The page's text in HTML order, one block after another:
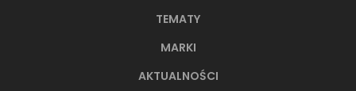
TEMATY
MARKI
AKTUALNOŚCI